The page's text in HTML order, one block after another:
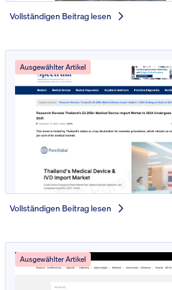
Vollständigen Beitrag lesen
Ausgewählter Artikel
Vollständigen Beitrag lesen
Ausgewählter Artikel